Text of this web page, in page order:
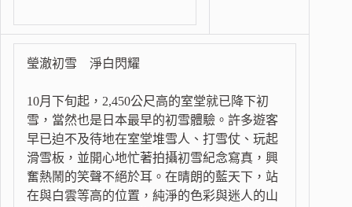
瑩澈初雪 淨白閃耀
10月下旬起，2,450公尺高的室堂就已降下初
雪，當然也是日本最早的初雪體驗。許多遊客
早已迫不及待地在室堂堆雪人、打雪仗、玩起
滑雪板，並開心地忙著拍攝初雪紀念寫真，興
奮熱鬧的笑聲不絕於耳。在晴朗的藍天下，站
在與白雲等高的位置，純淨的色彩與迷人的山